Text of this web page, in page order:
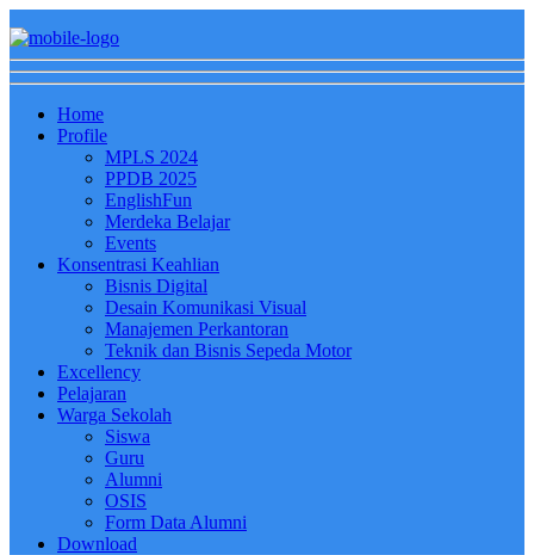
Home
Profile
MPLS 2024
PPDB 2025
EnglishFun
Merdeka Belajar
Events
Konsentrasi Keahlian
Bisnis Digital
Desain Komunikasi Visual
Manajemen Perkantoran
Teknik dan Bisnis Sepeda Motor
Excellency
Pelajaran
Warga Sekolah
Siswa
Guru
Alumni
OSIS
Form Data Alumni
Download